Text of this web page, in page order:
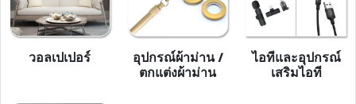
วอลเปเปอร์
อุปกรณ์ผ้าม่าน /
ตกแต่งผ้าม่าน
ไอทีและอุปกรณ์
เสริมไอที